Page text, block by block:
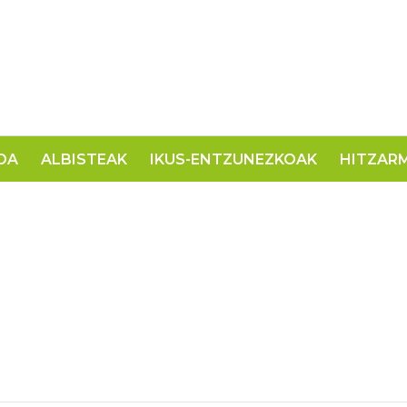
ALBISTEAK IKUS-ENTZUNEZKOAK